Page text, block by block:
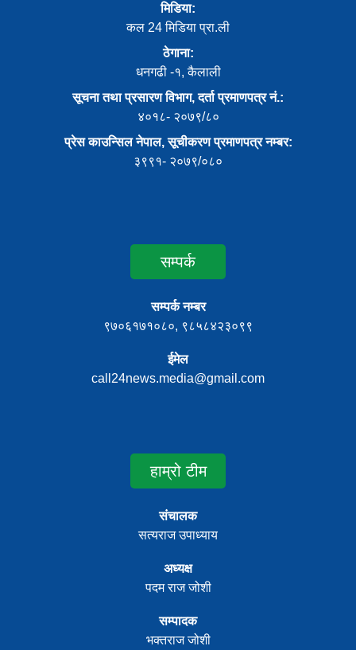
मिडिया:
कल 24 मिडिया प्रा.ली
ठेगाना:
धनगढी -१, कैलाली
सूचना तथा प्रसारण विभाग, दर्ता प्रमाणपत्र नं.:
४०१८- २०७९/८०
प्रेस काउन्सिल नेपाल, सूचीकरण प्रमाणपत्र नम्बर:
३९९१- २०७९/०८०
सम्पर्क
सम्पर्क नम्बर
९७०६१७१०८०, ९८५८४२३०९९
ईमेल
call24news.media@gmail.com
हाम्रो टीम
संचालक
सत्यराज उपाध्याय
अध्यक्ष
पदम राज जोशी
सम्पादक
भक्तराज जोशी